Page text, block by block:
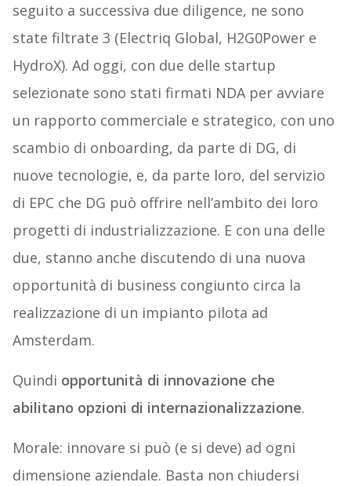
seguito a successiva due diligence, ne sono
state filtrate 3 (Electriq Global, H2G0Power e
HydroX). Ad oggi, con due delle startup
selezionate sono stati firmati NDA per avviare
un rapporto commerciale e strategico, con uno
scambio di onboarding, da parte di DG, di
nuove tecnologie, e, da parte loro, del servizio
di EPC che DG può offrire nell’ambito dei loro
progetti di industrializzazione. E con una delle
due, stanno anche discutendo di una nuova
opportunità di business congiunto circa la
realizzazione di un impianto pilota ad
Amsterdam.
Quindi opportunità di innovazione che
abilitano opzioni di internazionalizzazione.
Morale: innovare si può (e si deve) ad ogni
dimensione aziendale. Basta non chiudersi